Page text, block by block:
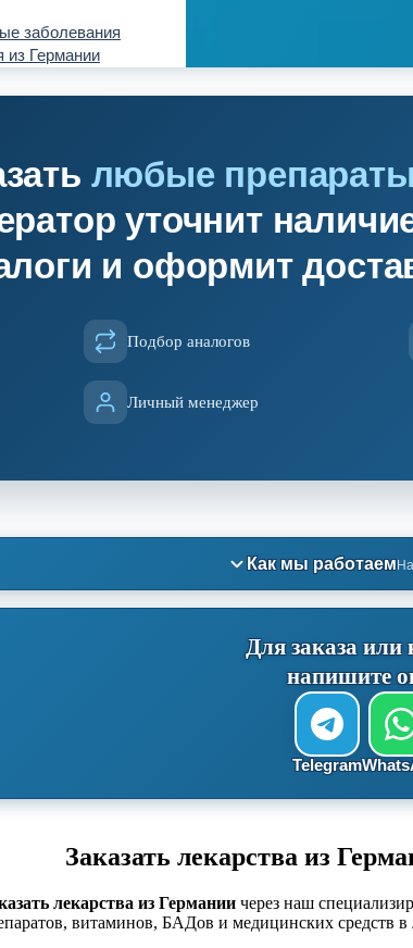
заболевания
из Германии
любые препараты
уточнит
и оформит
Подбор аналогов
Личный менеджер
Как мы работаем
Для заказа или
напишите
Telegram
Заказать лекарства из
лекарства из Германии через наш
витаминов, БАДов и медицинских средств